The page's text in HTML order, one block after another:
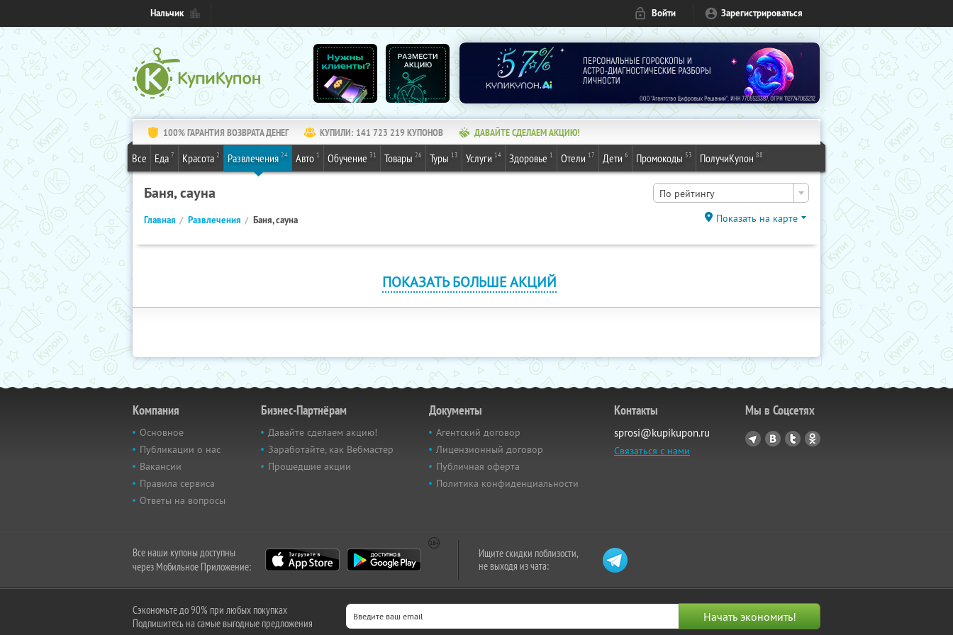
Нальчик Войти Зарегистрироваться
100% ГАРАНТИЯ ВОЗВРАТА ДЕНЕГ КУПИЛИ: 141 723 219 КУПОНОВ ДАВАЙТЕ СДЕЛАЕМ АКЦИЮ!
Все Еда 7 Красота 2 Развлечения 24 Авто 1 Обучение 31 Товары 26 Туры 13 Услуги 14 Здоровье 1 Отели 17 Дети 6 Промокоды 53 ПолучиКупон 88
Баня, сауна По рейтингу
Главная Развлечения Баня, сауна Показать на карте
ПОКАЗАТЬ БОЛЬШЕ АКЦИЙ
Компания
Основное
Публикации о нас
Вакансии
Правила сервиса
Ответы на вопросы
Бизнес-Партнёрам
Давайте сделаем акцию!
Заработайте, как Вебмастер
Прошедшие акции
Документы
Агентский договор
Лицензионный договор
Публичная оферта
Политика конфиденциальности
Контакты
sprosi@kupikupon.ru
Связаться с нами
Мы в Соцсетях
Все наши купоны доступны
через Мобильное Приложение:
Ищите скидки поблизости,
не выходя из чата:
Сэкономьте до 90% при любых покупках
Подпишитесь на самые выгодные предложения